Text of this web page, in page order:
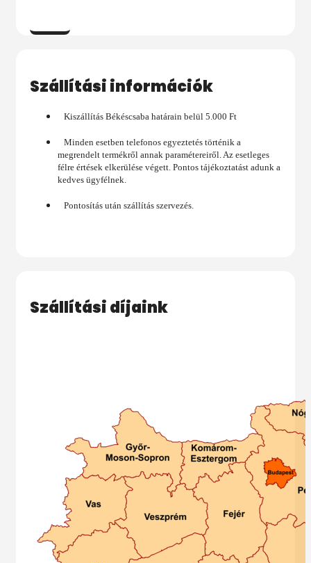
Szállítási információk
Kiszállítás Békéscsaba határain belül 5.000 Ft
Minden esetben telefonos egyeztetés történik a
megrendelt termékről annak paramétereiről. Az esetleges
félre értések elkerülése végett. Pontos tájékoztatást adunk a
kedves ügyfélnek.
Pontosítás után szállítás szervezés.
Szállítási díjaink